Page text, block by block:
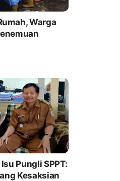
Warga
Pungli SPPT:
Kesaksian